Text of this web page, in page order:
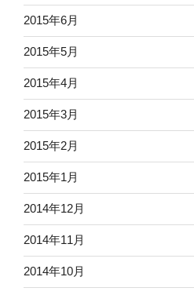
2015年6月
2015年5月
2015年4月
2015年3月
2015年2月
2015年1月
2014年12月
2014年11月
2014年10月